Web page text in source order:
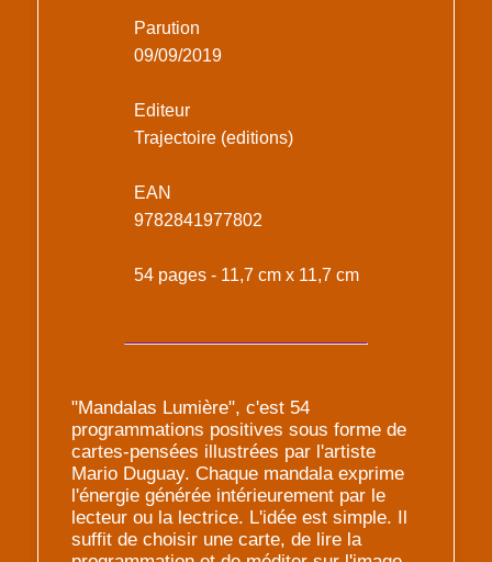
Parution
09/09/2019
Editeur
Trajectoire (editions)
EAN
9782841977802
54 pages - 11,7 cm x 11,7 cm
"Mandalas Lumière", c'est 54
programmations positives sous forme de
cartes-pensées illustrées par l'artiste
Mario Duguay. Chaque mandala exprime
l'énergie générée intérieurement par le
lecteur ou la lectrice. L'idée est simple. Il
suffit de choisir une carte, de lire la